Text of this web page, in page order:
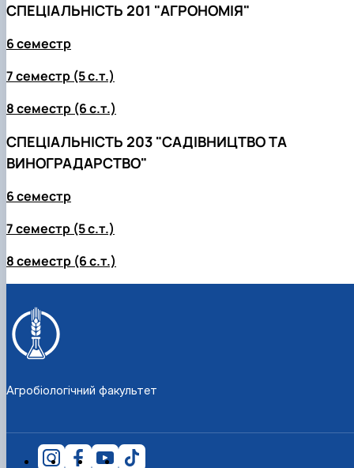
СПЕЦІАЛЬНІСТЬ 201 "АГРОНОМІЯ"
6 семестр
7 семестр (5 с.т.)
8 семестр (6 с.т.)
СПЕЦІАЛЬНІСТЬ 203 "САДІВНИЦТВО ТА
ВИНОГРАДАРСТВО"
6 семестр
7 семестр (5 с.т.)
8 семестр (6 с.т.)
Агробіологічний факультет